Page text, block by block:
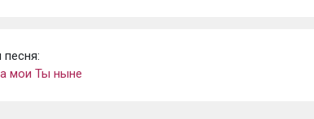
мои Ты ныне